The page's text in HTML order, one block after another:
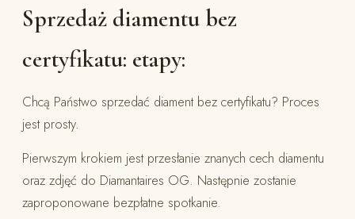
Sprzedaż diamentu bez
certyfikatu: etapy:
Chcą Państwo sprzedać diament bez certyfikatu? Proces
jest prosty.
Pierwszym krokiem jest przesłanie znanych cech diamentu
oraz zdjęć do Diamantaires OG. Następnie zostanie
zaproponowane bezpłatne spotkanie.